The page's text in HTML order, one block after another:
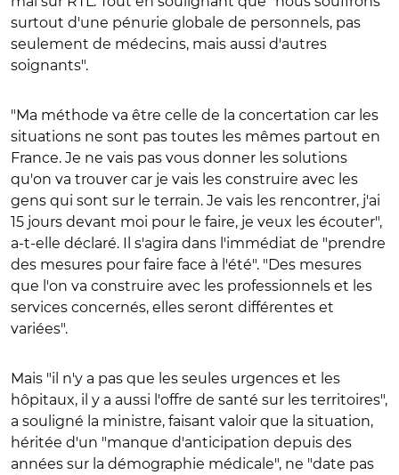
surtout d'une pénurie globale de personnels, pas
seulement de médecins, mais aussi d'autres
soignants".
"Ma méthode va être celle de la concertation car les
situations ne sont pas toutes les mêmes partout en
France. Je ne vais pas vous donner les solutions
qu'on va trouver car je vais les construire avec les
gens qui sont sur le terrain. Je vais les rencontrer, j'ai
15 jours devant moi pour le faire, je veux les écouter",
a-t-elle déclaré. Il s'agira dans l'immédiat de "prendre
des mesures pour faire face à l'été". "Des mesures
que l'on va construire avec les professionnels et les
services concernés, elles seront différentes et
variées".
Mais "il n'y a pas que les seules urgences et les
hôpitaux, il y a aussi l'offre de santé sur les territoires",
a souligné la ministre, faisant valoir que la situation,
héritée d'un "manque d'anticipation depuis des
années sur la démographie médicale", ne "date pas